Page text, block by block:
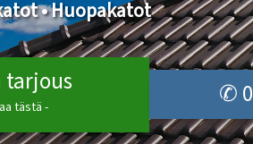
• Huopakatot
tarjous
tästä - ✆